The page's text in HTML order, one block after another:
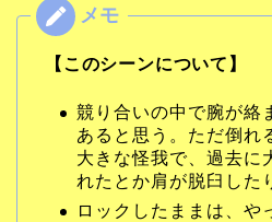
【このシーンについて】
競り合いの中で腕が絡
あると思う。ただ倒れ
大きな怪我で、過去に
れたとか肩が脱臼した
ロックしたままは、や